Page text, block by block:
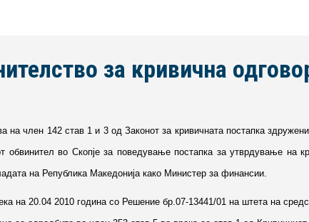
за кривична
на член 142 став 1 и 3 од Законот за кривичната постапка
обвинител во Скопје за поведување постапка за утврдување на
на Република Македонија како Министер за финансии.
на 20.04 2010 година со Решение бр.07-13441/01 на штета на